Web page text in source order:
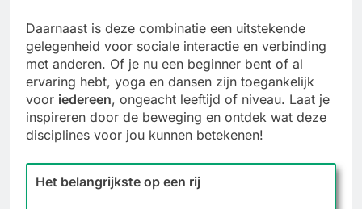
Daarnaast is deze combinatie een uitstekende
gelegenheid voor sociale interactie en verbinding
met anderen. Of je nu een beginner bent of al
ervaring hebt, yoga en dansen zijn toegankelijk
voor iedereen, ongeacht leeftijd of niveau. Laat je
inspireren door de beweging en ontdek wat deze
disciplines voor jou kunnen betekenen!
Het belangrijkste op een rij